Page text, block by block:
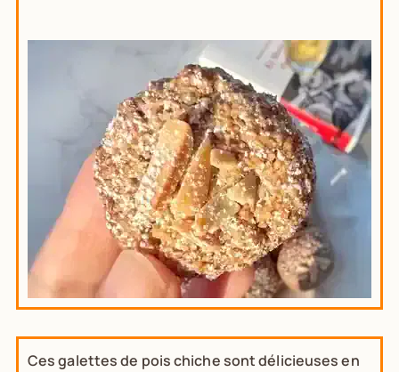
Ces galettes de pois chiche sont délicieuses en